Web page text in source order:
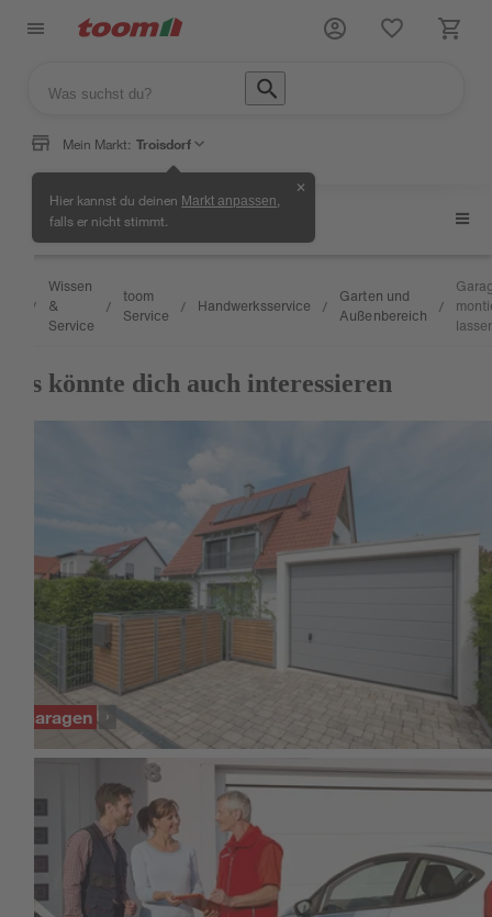
Mein Markt: Troisdorf
Hier kannst du deinen Markt anpassen
falls er nicht stimmt.
✕
Garten und Außenbereich
/
Wissen
&
Service
/
toom
Service
/ Handwerksservice /
Garten und
Außenbereich
/
Das könnte dich auch interessieren
Garagen